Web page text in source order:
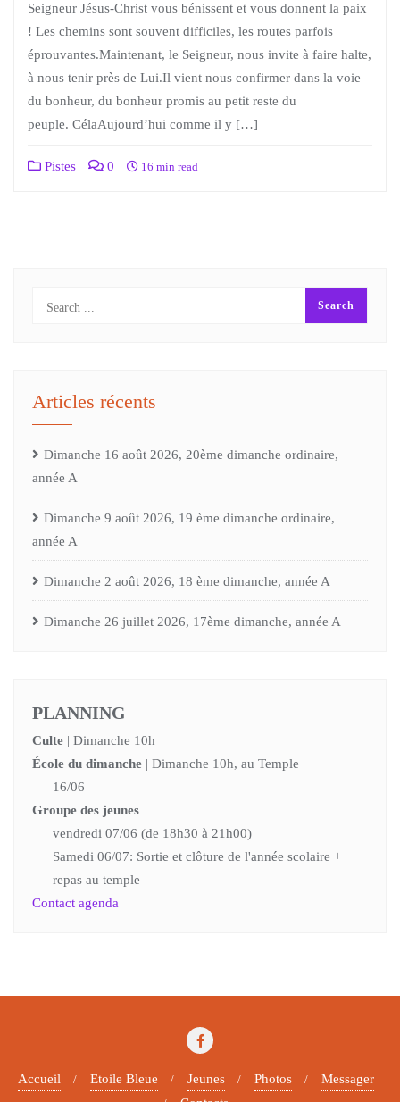
Seigneur Jésus-Christ vous bénissent et vous donnent la paix
! Les chemins sont souvent difficiles, les routes parfois
éprouvantes.Maintenant, le Seigneur, nous invite à faire halte,
à nous tenir près de Lui.Il vient nous confirmer dans la voie
du bonheur, du bonheur promis au petit reste du
peuple. CélaAujourd’hui comme il y […]
Pistes 0 16 min read
Articles récents
Dimanche 16 août 2026, 20ème dimanche ordinaire,
année A
Dimanche 9 août 2026, 19 ème dimanche ordinaire,
année A
Dimanche 2 août 2026, 18 ème dimanche, année A
Dimanche 26 juillet 2026, 17ème dimanche, année A
PLANNING
Culte | Dimanche 10h
École du dimanche | Dimanche 10h, au Temple
16/06
Groupe des jeunes
vendredi 07/06 (de 18h30 à 21h00)
Samedi 06/07: Sortie et clôture de l'année scolaire +
repas au temple
Contact agenda
Accueil Etoile Bleue Jeunes Photos
Messager